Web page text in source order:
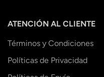
ATENCIÓN AL CLIENTE
Términos y Condiciones
Políticas de Privacidad